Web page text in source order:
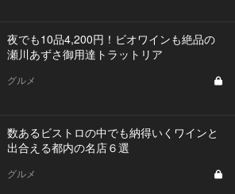
夜でも10品4,200円！ビオワインも絶品の
瀬川あずさ御用達トラットリア
グルメ
数あるビストロの中でも納得いくワインと
出合える都内の名店６選
グルメ